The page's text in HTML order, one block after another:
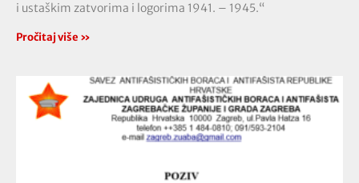
i ustaškim zatvorima i logorima 1941. – 1945.“
Pročitaj više »